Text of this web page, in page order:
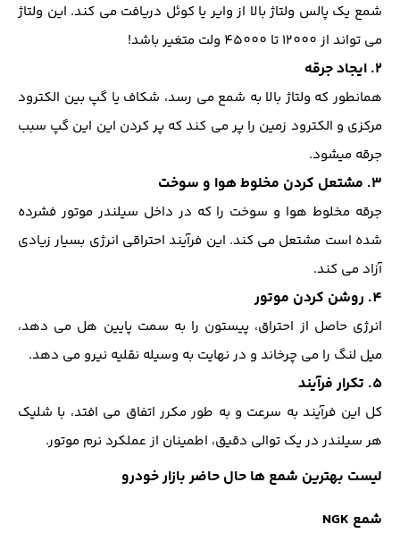
شمع یک پالس ولتاژ بالا از وایر یا کوئل دریافت می کند. این ولتاژ
می تواند از 12000 تا 45000 ولت متغیر باشد!
2. ایجاد جرقه
همانطور که ولتاژ بالا به شمع می رسد، شکاف یا گپ بین الکترود
مرکزی و الکترود زمین را پر می کند که پر کردن این این گپ سبب
جرقه میشود.
3. مشتعل کردن مخلوط هوا و سوخت
جرقه مخلوط هوا و سوخت را که در داخل سیلندر موتور فشرده
شده است مشتعل می کند. این فرآیند احتراقی انرژی بسیار زیادی
آزاد می کند.
4. روشن کردن موتور
انرژی حاصل از احتراق، پیستون را به سمت پایین هل می دهد،
میل لنگ را می چرخاند و در نهایت به وسیله نقلیه نیرو می دهد.
5. تکرار فرآیند
کل این فرآیند به سرعت و به طور مکرر اتفاق می افتد، با شلیک
هر سیلندر در یک توالی دقیق، اطمینان از عملکرد نرم موتور.
لیست بهترین شمع ها حال حاضر بازار خودرو
شمع NGK